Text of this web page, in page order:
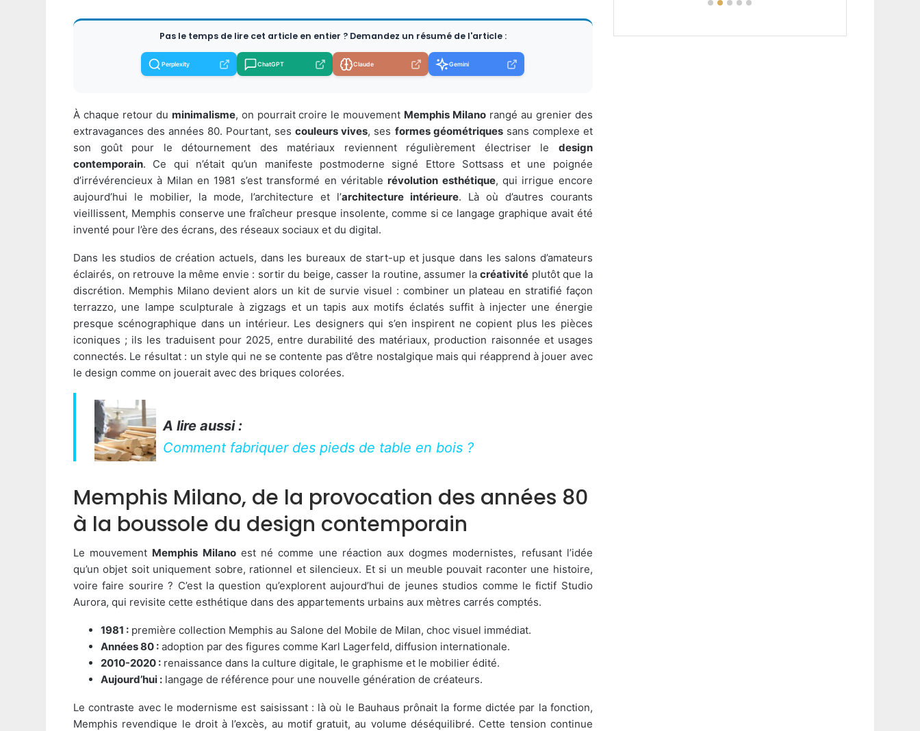
Pas le temps de lire cet article en entier ? Demandez un résumé de l'article :
Perplexity ChatGPT Claude Gemini
À chaque retour du minimalisme, on pourrait croire le mouvement Memphis Milano rangé au grenier des
extravagances des années 80. Pourtant, sescouleurs vives, ses formes géométriquessans complexe et
son goût pour le détournement des matériaux reviennent régulièrement électriser le design
contemporain. Ce qui n’était qu’un manifeste postmoderne signé Ettore Sottsass et une poignée
d’irrévérencieux à Milan en 1981 s’est transformé en véritable révolution esthétique, qui irrigue encore
aujourd’hui le mobilier, la mode, l’architecture et l’architecture intérieure. Là où d’autres courants
vieillissent, Memphis conserve une fraîcheur presque insolente, comme si ce langage graphique avait été
inventé pour l’ère des écrans, des réseaux sociaux et du digital.
Dans les studios de création actuels, dans les bureaux de start-up et jusque dans les salons d’amateurs
éclairés, on retrouve la même envie : sortir du beige, casser la routine, assumer lacréativité plutôt que la
discrétion. Memphis Milano devient alors un kit de survie visuel : combiner un plateau en stratifié façon
terrazzo, une lampe sculpturale à zigzags et un tapis aux motifs éclatés suffit à injecter une énergie
presque scénographique dans un intérieur. Les designers qui s’en inspirent ne copient plus les pièces
iconiques ; ils les traduisent pour 2025, entre durabilité des matériaux, production raisonnée et usages
connectés. Le résultat : un style qui ne se contente pas d’être nostalgique mais qui réapprend à jouer avec
le design comme on jouerait avec des briques colorées.
A lire aussi :
Comment fabriquer des pieds de table en bois ?
Memphis Milano, de la provocation des années 80
à la boussole du design contemporain
Le mouvement Memphis Milanoest né comme une réaction aux dogmes modernistes, refusant l’idée
qu’un objet soit uniquement sobre, rationnel et silencieux. Et si un meuble pouvait raconter une histoire,
voire faire sourire ? C’est la question qu’explorent aujourd’hui de jeunes studios comme le fictif Studio
Aurora, qui revisite cette esthétique dans des appartements urbains aux mètres carrés comptés.
1981 : première collection Memphis au Salone del Mobile de Milan, choc visuel immédiat.
Années 80 : adoption par des figures comme Karl Lagerfeld, diffusion internationale.
2010-2020 : renaissance dans la culture digitale, le graphisme et le mobilier édité.
Aujourd’hui : langage de référence pour une nouvelle génération de créateurs.
Le contraste avec le modernisme est saisissant : là où le Bauhaus prônait la forme dictée par la fonction,
Memphis revendique le droit à l’excès, au motif gratuit, au volume déséquilibré. Cette tension continue